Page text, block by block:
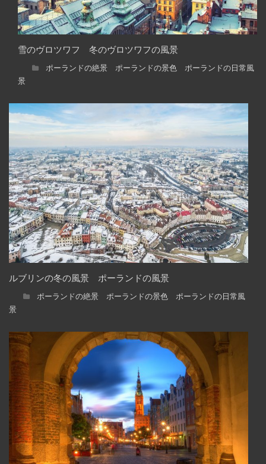
雪のヴロツワフ 冬のヴロツワフの風景
ポーランドの絶景 ポーランドの景色 ポーランドの日常風
景
ルブリンの冬の風景 ポーランドの風景
ポーランドの絶景 ポーランドの景色 ポーランドの日常風
景